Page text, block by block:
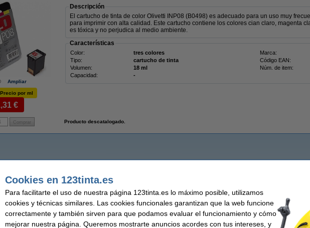
Ampliar
Descripción
El cartucho de tinta de color Olivetti INP08 (B0498) es adecuado para un uso muy
para imprimir con alta calidad. Este cartucho contiene los colores cian claro, magenta
es tóxica y no perjudica al medio ambiente.
Características
Color: tres colores Marca:
Tipo:
cartucho de tinta Código EAN:
Volumen:
18 ml Núm. de item:
Capacidad:
-
Precio por ml
€
Producto descatalogado.
Cookies en 123tinta.es
Para facilitarte el uso de nuestra página 123tinta.es lo máximo posible, utilizamos
cookies y técnicas similares. Las cookies funcionales garantizan que la web funcione
correctamente y también sirven para que podamos evaluar el funcionamiento y cómo
mejorar nuestra página. Queremos mostrarte anuncios acordes con tus intereses, y